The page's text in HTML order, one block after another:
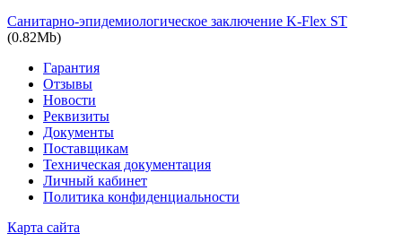
Санитарно-эпидемиологическое заключение K-Flex ST
(0.82Mb)
Гарантия
Отзывы
Новости
Реквизиты
Документы
Поставщикам
Техническая документация
Личный кабинет
Политика конфиденциальности
Карта сайта